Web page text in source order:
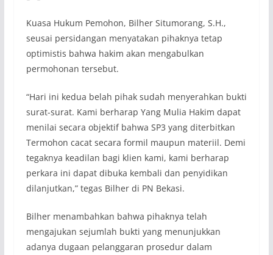
Kuasa Hukum Pemohon, Bilher Situmorang, S.H.,
seusai persidangan menyatakan pihaknya tetap
optimistis bahwa hakim akan mengabulkan
permohonan tersebut.
“Hari ini kedua belah pihak sudah menyerahkan bukti
surat-surat. Kami berharap Yang Mulia Hakim dapat
menilai secara objektif bahwa SP3 yang diterbitkan
Termohon cacat secara formil maupun materiil. Demi
tegaknya keadilan bagi klien kami, kami berharap
perkara ini dapat dibuka kembali dan penyidikan
dilanjutkan,” tegas Bilher di PN Bekasi.
Bilher menambahkan bahwa pihaknya telah
mengajukan sejumlah bukti yang menunjukkan
adanya dugaan pelanggaran prosedur dalam